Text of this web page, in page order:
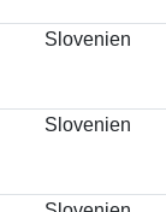
Slovenien
Slovenien